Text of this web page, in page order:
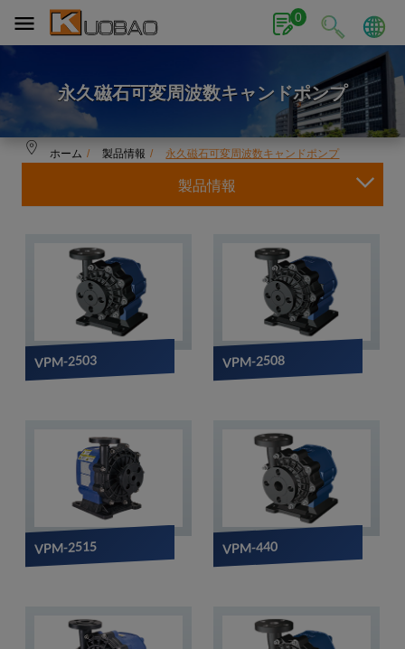
0
永久磁石可変周波数キャンドポンプ
ホーム 製品情報 永久磁石可変周波数キャンドポンプ
製品情報
VPM-2503 VPM-2508
VPM-2515 VPM-440
クッキー利用の管理について